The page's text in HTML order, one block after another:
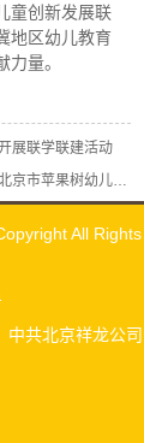
童创新发展联
地区幼儿教育
量。
展联学联建活动
天”主题环创作品展示活动
All Rights
共北京祥龙公司